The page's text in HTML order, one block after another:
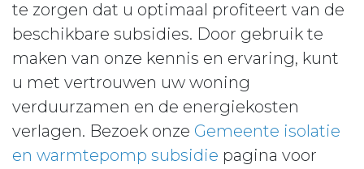
te zorgen dat u optimaal profiteert van de
beschikbare subsidies. Door gebruik te
maken van onze kennis en ervaring, kunt
u met vertrouwen uw woning
verduurzamen en de energiekosten
verlagen. Bezoek onze Gemeente isolatie
en warmtepomp subsidie pagina voor